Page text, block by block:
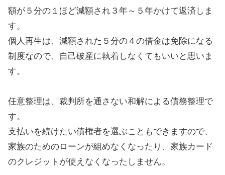
額が５分の１ほど減額され３年～５年かけて返済しま
す。
個人再生は、減額された５分の４の借金は免除になる
制度なので、自己破産に執着しなくてもいいと思いま
す。
任意整理は、裁判所を通さない和解による債務整理で
す。
支払いを続けたい債権者を選ぶこともできますので、
家族のためのローンが組めなくなったり、家族カード
のクレジットが使えなくなったしません。